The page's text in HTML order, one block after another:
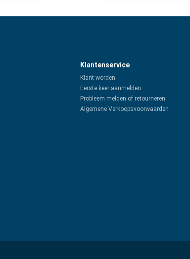
Klantenservice
Klant worden
Eerste keer aanmelden
Probleem melden of retourneren
Algemene Verkoopsvoorwaarden